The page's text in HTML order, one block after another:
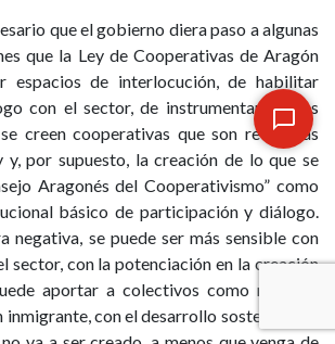
que el gobierno diera paso a algunas
que la Ley de Cooperativas de Aragón
espacios de interlocución, de habilitar
con el sector, de instrumentar nuevas
creen cooperativas que son recogidas
y, por supuesto, la creación de lo que se
Aragonés del Cooperativismo” como
básico de participación y diálogo.
negativa, se puede ser más sensible con
sector, con la potenciación en la creación
aportar a colectivos como mujeres,
con el desarrollo sostenible en